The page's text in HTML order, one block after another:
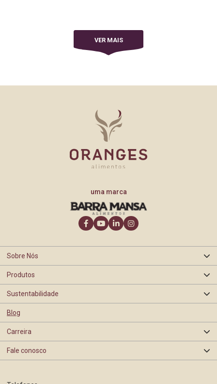
VER MAIS
uma marca
Sobre Nós
Nossa história
Produtos
Barra Mansa
Sustentabilidade
Rastreabilidade
Blog
Carreira
Fale conosco